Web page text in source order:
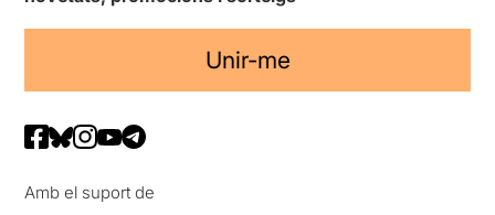
Unir-me
Amb el suport de